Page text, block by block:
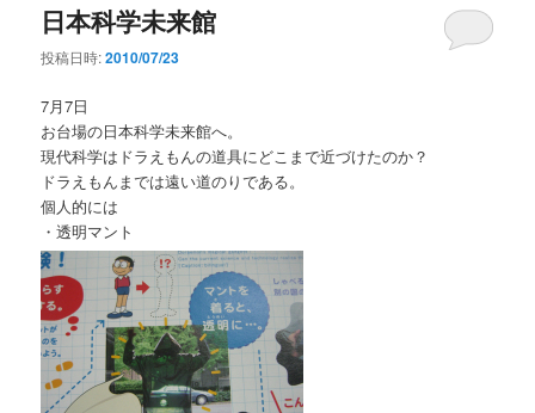
日本科学未来館
投稿日時:2010/07/23
7月7日
お台場の日本科学未来館へ。
現代科学はドラえもんの道具にどこまで近づけたのか？
ドラえもんまでは遠い道のりである。
個人的には
・透明マント